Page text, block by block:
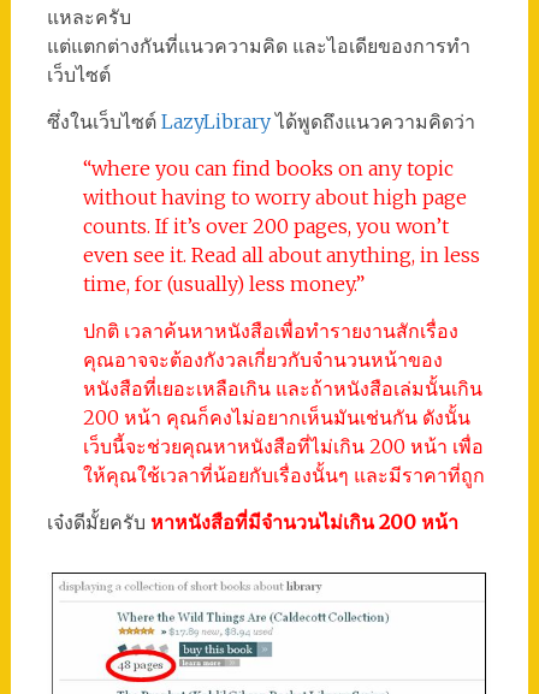
แหละครับ
แต่แตกต่างกันที่แนวความคิด และไอเดียของการทำ
เว็บไซต์
ซึ่งในเว็บไซต์ LazyLibraryได้พูดถึงแนวความคิดว่า
“where you can find books on any topic
without having to worry about high page
counts. If it’s over 200 pages, you won’t
even see it. Read all about anything, in less
time, for (usually) less money.”
ปกติ เวลาค้นหาหนังสือเพื่อทำรายงานสักเรื่อง
คุณอาจจะต้องกังวลเกี่ยวกับจำนวนหน้าของ
หนังสือที่เยอะเหลือเกิน และถ้าหนังสือเล่มนั้นเกิน
200 หน้า คุณก็คงไม่อยากเห็นมันเช่นกัน ดังนั้น
เว็บนี้จะช่วยคุณหาหนังสือที่ไม่เกิน 200 หน้า เพื่อ
ให้คุณใช้เวลาที่น้อยกับเรื่องนั้นๆ และมีราคาที่ถูก
เจ๋งดีมั้ยครับ หาหนังสือที่มีจำนวนไม่เกิน 200 หน้า